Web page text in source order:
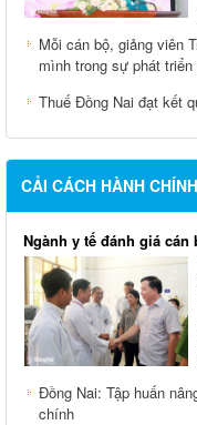
Mỗi cán bộ, giảng viên
mình trong sự phát
Thuế Đồng Nai đạt kết
CẢI CÁCH HÀNH CHÍNH
Ngành y tế đánh giá
Đồng Nai: Tập huấn
chính